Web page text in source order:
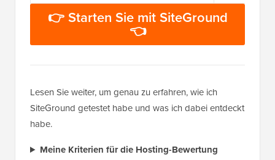
👉 Starten Sie mit SiteGround
👈
Lesen Sie weiter, um genau zu erfahren, wie ich
SiteGround getestet habe und was ich dabei entdeckt
habe.
Meine Kriterien für die Hosting-Bewertung